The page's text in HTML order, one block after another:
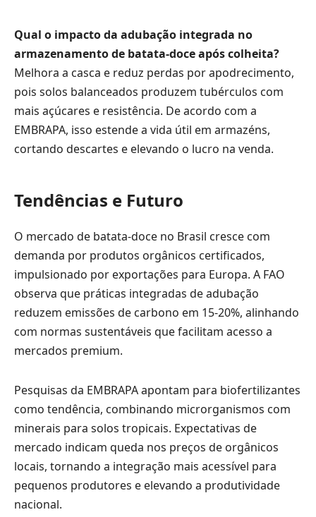
Qual o impacto da adubação integrada no
armazenamento de batata-doce após colheita?
Melhora a casca e reduz perdas por apodrecimento,
pois solos balanceados produzem tubérculos com
mais açúcares e resistência. De acordo com a
EMBRAPA, isso estende a vida útil em armazéns,
cortando descartes e elevando o lucro na venda.
Tendências e Futuro
O mercado de batata-doce no Brasil cresce com
demanda por produtos orgânicos certificados,
impulsionado por exportações para Europa. A FAO
observa que práticas integradas de adubação
reduzem emissões de carbono em 15-20%, alinhando
com normas sustentáveis que facilitam acesso a
mercados premium.
Pesquisas da EMBRAPA apontam para biofertilizantes
como tendência, combinando microrganismos com
minerais para solos tropicais. Expectativas de
mercado indicam queda nos preços de orgânicos
locais, tornando a integração mais acessível para
pequenos produtores e elevando a produtividade
nacional.